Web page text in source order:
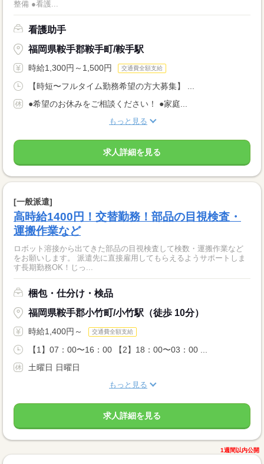
整備 ●看護...
看護助手
福岡県鞍手郡鞍手町/鞍手駅
時給1,300円～1,500円 交通費全額支給
【時短〜フルタイム勤務希望の方大募集】 ...
●希望のお休みをご相談ください！ ●家庭...
もっと見る
求人詳細を見る
[一般派遣]
高時給1400円！交替勤務！部品の目視検査・
運搬作業など
ロボット溶接から出てきた部品の目視検査して検数・運搬作業など
をお願いします。 派遣先に直接雇用してもらえるようサポートしま
す長期勤務OK！じっ...
梱包・仕分け・検品
福岡県鞍手郡小竹町/小竹駅（徒歩 10分）
時給1,400円～ 交通費全額支給
【1】07：00〜16：00 【2】18：00〜03：00 ...
土曜日 日曜日
もっと見る
求人詳細を見る
1週間以内公開